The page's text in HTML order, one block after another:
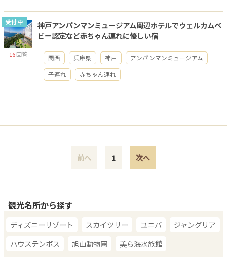
受付中
16回答
神戸アンパンマンミュージアム周辺ホテルでウェルカムベ
ビー認定など赤ちゃん連れに優しい宿
関西 兵庫県 神戸 アンパンマンミュージアム
子連れ 赤ちゃん連れ
前へ 1 次へ
観光名所から探す
ディズニーリゾート スカイツリー ユニバ
ジャングリア
ハウステンボス
旭山動物園 美ら海水族館